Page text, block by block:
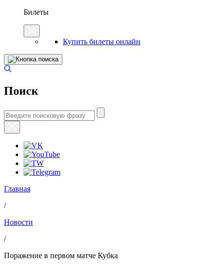
Билеты
Купить билеты онлайн
Поиск
Главная
/
Новости
/
Поражение в первом матче Кубка